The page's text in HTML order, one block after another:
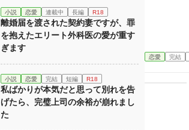
恋愛 完結
小説 恋愛 連載中 長編 R18
離婚届を渡された契約妻ですが、罪
を抱えたエリート外科医の愛が重す
ぎます
小説 恋愛 完結 短編 R18
私ばかりが本気だと思って別れを告
げたら、完璧上司の余裕が崩れまし
た